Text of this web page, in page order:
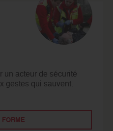
un acteur de sécurité
gestes qui sauvent.